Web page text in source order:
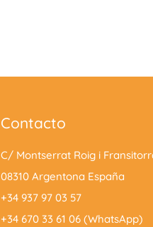
Contacto
C/ Montserrat Roig i
08310 Argentona España
+34 937 97 03 57
+34 670 33 61 06 (WhatsApp)